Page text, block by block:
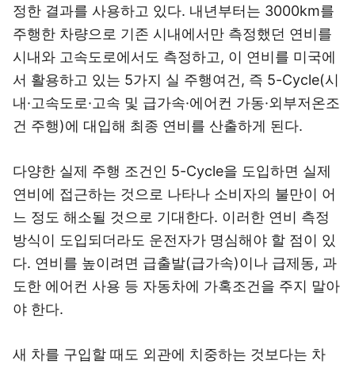
정한 결과를 사용하고 있다. 내년부터는 3000km를
주행한 차량으로 기존 시내에서만 측정했던 연비를
시내와 고속도로에서도 측정하고, 이 연비를 미국에
서 활용하고 있는 5가지 실 주행여건, 즉 5-Cycle(시
내·고속도로·고속 및 급가속·에어컨 가동·외부저온조
건 주행)에 대입해 최종 연비를 산출하게 된다.
다양한 실제 주행 조건인 5-Cycle을 도입하면 실제
연비에 접근하는 것으로 나타나 소비자의 불만이 어
느 정도 해소될 것으로 기대한다. 이러한 연비 측정
방식이 도입되더라도 운전자가 명심해야 할 점이 있
다. 연비를 높이려면 급출발(급가속)이나 급제동, 과
도한 에어컨 사용 등 자동차에 가혹조건을 주지 말아
야 한다.
새 차를 구입할 때도 외관에 치중하는 것보다는 차